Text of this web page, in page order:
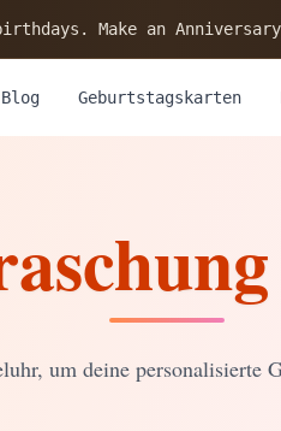
Make an
Blog Geburtstagskarten
um deine personalisierte